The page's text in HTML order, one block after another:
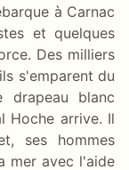
à Carnac
et quelques
Des milliers
s'emparent du
drapeau blanc
Hoche arrive. Il
ses hommes
mer avec l'aide